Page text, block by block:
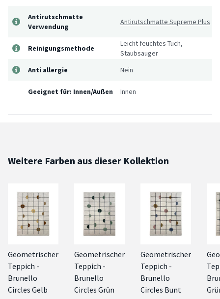
Antirutschmatte
Verwendung
Antirutschmatte Supreme Plus
Reinigungsmethode
Leicht feuchtes Tuch,
Staubsauger
Anti allergie
Nein
Geeignet für: Innen/Außen Innen
Weitere Farben aus dieser Kollektion
Geometrischer
Teppich -
Brunello
Circles Gelb
Geometrischer
Teppich -
Brunello
Circles Grün
Geometrischer
Teppich -
Brunello
Circles Bunt